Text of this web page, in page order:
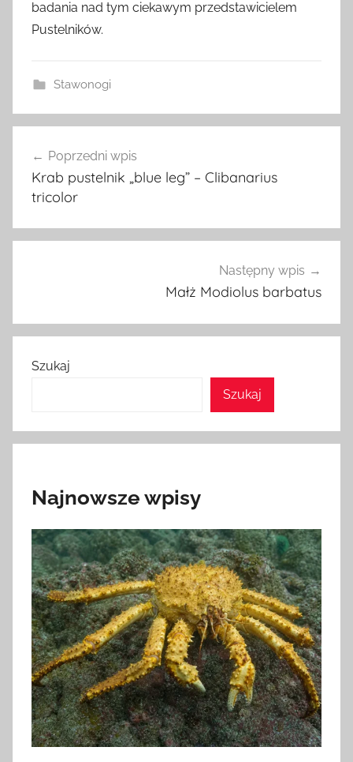
badania nad tym ciekawym przedstawicielem
Pustelników.
Stawonogi
wpisu
Poprzedni wpis
Krab pustelnik „blue leg” – Clibanarius
tricolor
Następny wpis
Małż Modiolus barbatus
Szukaj
Szukaj
Najnowsze wpisy